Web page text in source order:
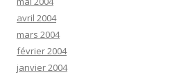
avril 2004
mars 2004
février 2004
janvier 2004